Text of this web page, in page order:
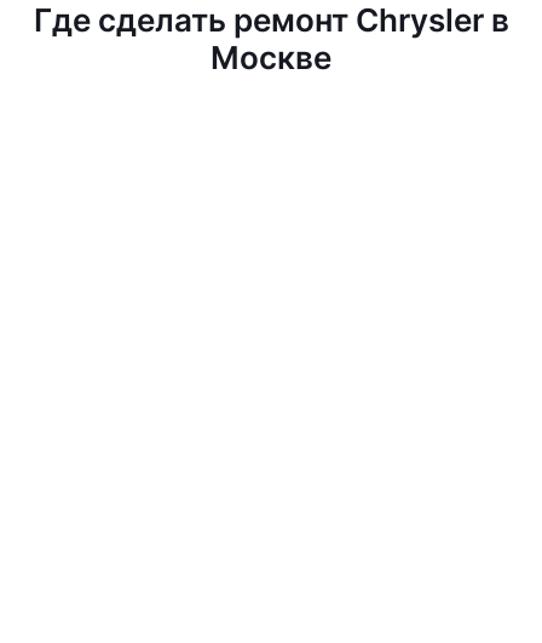
Где сделать ремонт Chrysler в
Москве